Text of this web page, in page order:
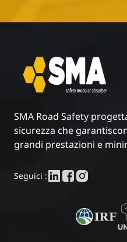
SMA Road Safety
sicurezza che
grandi prestazioni e
Seguici :